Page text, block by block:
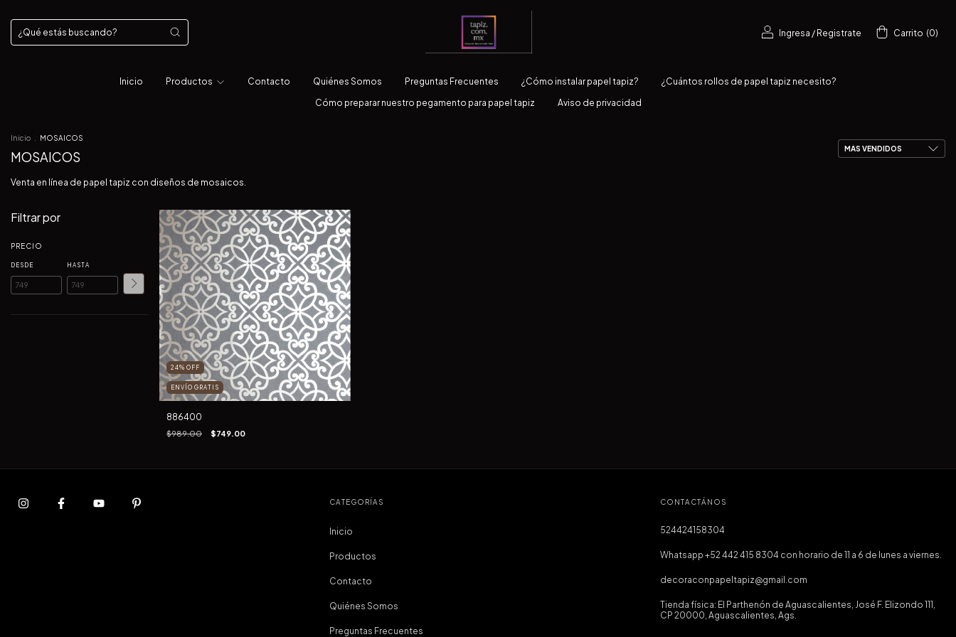
Ingresa / Registrate Carrito (0)
Inicio Productos Contacto Quiénes Somos Preguntas Frecuentes ¿Cómo instalar papel tapiz?
¿Cuántos rollos de papel tapiz necesito?
Cómo preparar nuestro pegamento para papel tapiz
Aviso de privacidad
Inicio MOSAICOS
MOSAICOS
Venta en línea de papel tapiz con diseños de mosaicos.
Filtrar por
PRECIO
DESDE HASTA
24% OFF
ENVÍO GRATIS
886400
$989.00 $749.00
CATEGORÍAS
Inicio
Productos
Contacto
Quiénes Somos
Preguntas Frecuentes
CONTACTÁNOS
524424158304
Whatsapp +52 442 415 8304 con horario de 11 a 6 de lunes a viernes.
decoraconpapeltapiz@gmail.com
Tienda física: El Parthenón de Aguascalientes, José F. Elizondo 111,
CP 20000, Aguascalientes, Ags.